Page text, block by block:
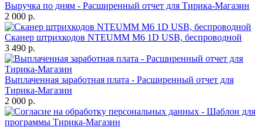
Выручка по дням - Расширенный отчет для Тирика-Магазин
2 000 р.
Сканер штрихкодов NTEUMM M6 1D USB, беспроводной
3 490 р.
Выплаченная заработная плата - Расширенный отчет для
Тирика-Магазин
2 000 р.